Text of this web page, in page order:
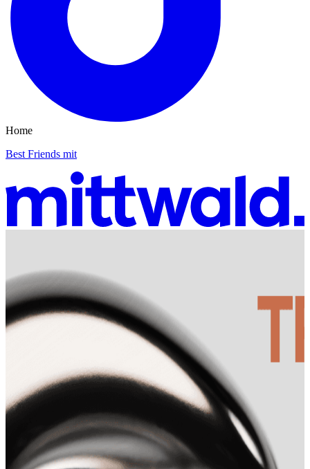
Home
Best Friends mit